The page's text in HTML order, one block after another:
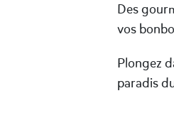
Des
vos
Plongez
paradis